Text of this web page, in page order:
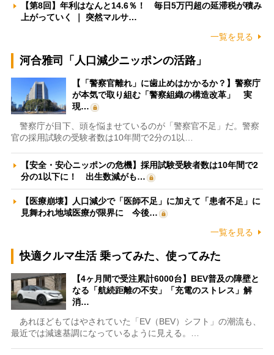
【第8回】年利はなんと14.6％！ 毎日5万円超の延滞税が積み
上がっていく ｜ 突然マルサ…
一覧を見る
河合雅司「人口減少ニッポンの活路」
【「警察官離れ」に歯止めはかかるか？】警察庁
が本気で取り組む「警察組織の構造改革」 実
現…
警察庁が目下、頭を悩ませているのが「警察官不足」だ。警察
官の採用試験の受験者数は10年間で2分の1以…
【安全・安心ニッポンの危機】採用試験受験者数は10年間で2
分の1以下に！ 出生数減がも…
【医療崩壊】人口減少で「医師不足」に加えて「患者不足」に
見舞われ地域医療が限界に 今後…
一覧を見る
快適クルマ生活 乗ってみた、使ってみた
【4ヶ月間で受注累計6000台】BEV普及の障壁と
なる「航続距離の不安」「充電のストレス」解
消…
あれほどもてはやされていた「EV（BEV）シフト」の潮流も、
最近では減速基調になっているように見える。…